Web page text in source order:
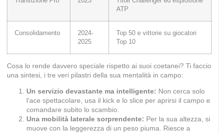
ATP
Consolidamento
2024-
2025
Top 50 e vittorie su giocatori
Top 10
Cosa lo rende davvero speciale rispetto ai suoi coetanei? Ti faccio
una sintesi, i tre veri pilastri della sua mentalità in campo:
Un servizio devastante ma intelligente: Non cerca solo
l’ace spettacolare, usa il kick e lo slice per aprirsi il campo e
comandare subito lo scambio.
Una mobilità laterale sorprendente: Per la sua altezza, si
muove con la leggerezza di un peso piuma. Riesce a